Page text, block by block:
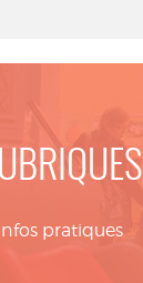
pratiques